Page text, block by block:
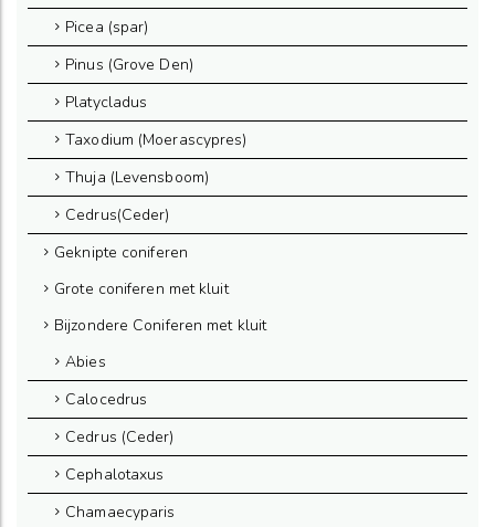
Picea (spar)
Pinus (Grove Den)
Platycladus
Taxodium (Moerascypres)
Thuja (Levensboom)
Cedrus(Ceder)
Geknipte coniferen
Grote coniferen met kluit
Bijzondere Coniferen met kluit
Abies
Calocedrus
Cedrus (Ceder)
Cephalotaxus
Chamaecyparis